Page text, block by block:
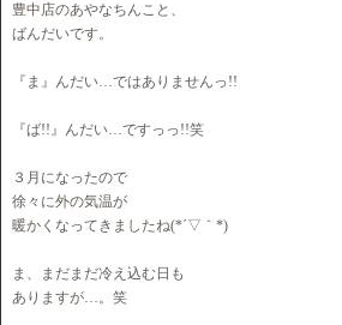
豊中店のあやなちんこと、
ばんだいです。
『ま』んだい…ではありませんっ!!
『ば!!』んだい…ですっっ!!笑
３月になったので
徐々に外の気温が
暖かくなってきましたね(*´▽｀*)
ま、まだまだ冷え込む日も
ありますが…。笑